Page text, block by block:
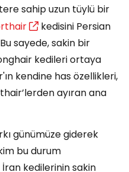
sahip uzun tüylü bir
kedisini Persian
sayede, sakin bir
kedileri ortaya
kendine has özellikleri,
ayıran ana
günümüze giderek
bu durum
kedilerinin sakin